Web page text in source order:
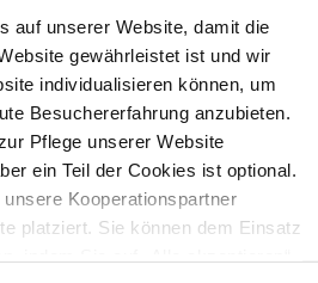
auf unserer Website, damit die
gewährleistet ist und wir
individualisieren können, um
Besuchererfahrung anzubieten.
Pflege unserer Website
ein Teil der Cookies ist optional.
Kooperationspartner
platziert. Sie können dem Einsatz